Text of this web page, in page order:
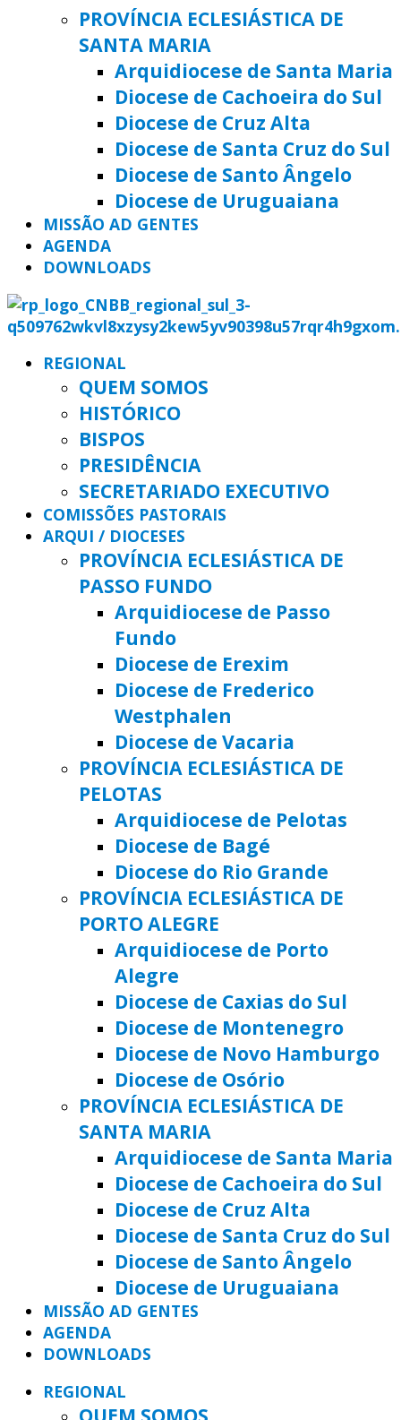
PROVÍNCIA ECLESIÁSTICA DE
SANTA MARIA
Arquidiocese de Santa Maria
Diocese de Cachoeira do Sul
Diocese de Cruz Alta
Diocese de Santa Cruz do Sul
Diocese de Santo Ângelo
Diocese de Uruguaiana
MISSÃO AD GENTES
AGENDA
DOWNLOADS
REGIONAL
QUEM SOMOS
HISTÓRICO
BISPOS
PRESIDÊNCIA
SECRETARIADO EXECUTIVO
COMISSÕES PASTORAIS
ARQUI / DIOCESES
PROVÍNCIA ECLESIÁSTICA DE
PASSO FUNDO
Arquidiocese de Passo
Fundo
Diocese de Erexim
Diocese de Frederico
Westphalen
Diocese de Vacaria
PROVÍNCIA ECLESIÁSTICA DE
PELOTAS
Arquidiocese de Pelotas
Diocese de Bagé
Diocese do Rio Grande
PROVÍNCIA ECLESIÁSTICA DE
PORTO ALEGRE
Arquidiocese de Porto
Alegre
Diocese de Caxias do Sul
Diocese de Montenegro
Diocese de Novo Hamburgo
Diocese de Osório
PROVÍNCIA ECLESIÁSTICA DE
SANTA MARIA
Arquidiocese de Santa Maria
Diocese de Cachoeira do Sul
Diocese de Cruz Alta
Diocese de Santa Cruz do Sul
Diocese de Santo Ângelo
Diocese de Uruguaiana
MISSÃO AD GENTES
AGENDA
DOWNLOADS
REGIONAL